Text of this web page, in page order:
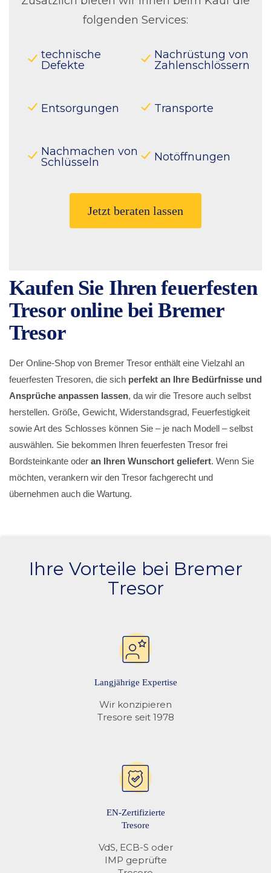
folgenden Services:
technische
Defekte
Entsorgungen
Nachmachen von
Schlüsseln
Nachrüstung von
Zahlenschlössern
Transporte
Notöffnungen
Jetzt beraten lassen
Kaufen Sie Ihren feuerfesten
Tresor online bei Bremer
Tresor
Der Online-Shop von Bremer Tresor enthält eine Vielzahl an
feuerfesten Tresoren, die sich perfekt an Ihre Bedürfnisse und
Ansprüche anpassen lassen, da wir die Tresore auch selbst
herstellen. Größe, Gewicht, Widerstandsgrad, Feuerfestigkeit
sowie Art des Schlosses können Sie – je nach Modell – selbst
auswählen. Sie bekommen Ihren feuerfesten Tresor frei
Bordsteinkante oder an Ihren Wunschort geliefert. Wenn Sie
möchten, verankern wir den Tresor fachgerecht und
übernehmen auch die Wartung.
Ihre Vorteile bei Bremer
Tresor
Langjährige Expertise
Wir konzipieren
Tresore seit 1978
EN-Zertifizierte
Tresore
VdS, ECB-S oder
IMP geprüfte